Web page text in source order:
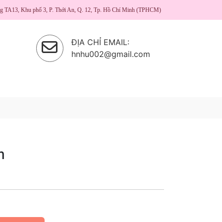
TA13, Khu phố 3, P. Thới An, Q. 12, Tp. Hồ Chí Minh (TPHCM)
ĐỊA CHỈ EMAIL:
hnhu002@gmail.com